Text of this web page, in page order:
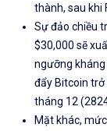
thành, sau khi
Sự đảo chiều
$30,000 sẽ
ngưỡng kháng
đẩy Bitcoin
tháng 12
Mặt khác,